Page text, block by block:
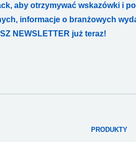
aby otrzymywać wskazówki i
informacje o branżowych
NEWSLETTER już teraz!
PRODUKTY